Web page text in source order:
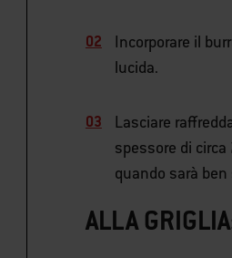
Incorporare il
lucida.
Lasciare
spessore di
quando sarà
ALLA